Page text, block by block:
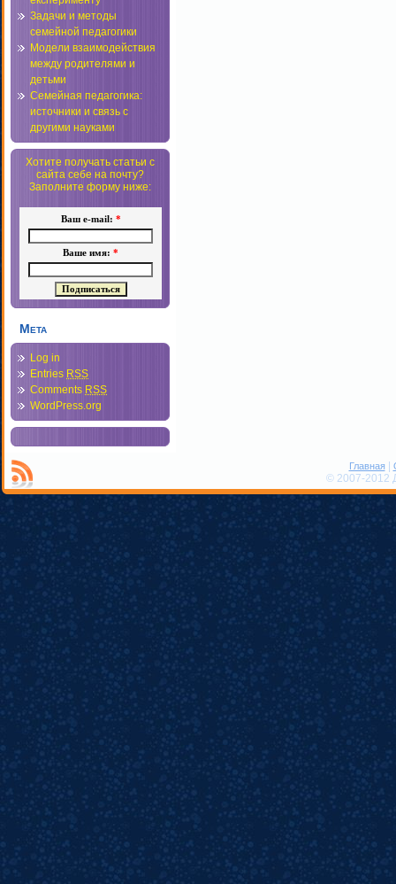
Задачи и методы
семейной педагогики
Модели взаимодействия
между родителями и
детьми
Семейная педагогика:
источники и связь с
другими науками
Хотите получать статьи с
сайта себе на почту?
Заполните форму ниже:
Ваш e-mail: *
Ваше имя: *
Мета
Log in
Entries RSS
Comments RSS
WordPress.org
Главная|
© 2007-2012